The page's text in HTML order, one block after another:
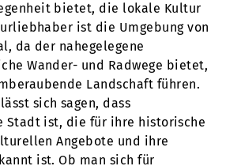
bietet, die lokale Kultur
ist die Umgebung von
da der nahegelegene
Wander- und Radwege bietet,
Landschaft führen.
sich sagen, dass
Stadt ist, die für ihre historische
Angebote und ihre
ist. Ob man sich für